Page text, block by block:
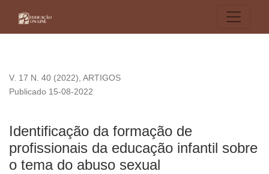
V. 17 N. 40 (2022), ARTIGOS
Identificação da formação de
profissionais da educação infantil sobre
o tema do abuso sexual
Publicado 15-08-2022